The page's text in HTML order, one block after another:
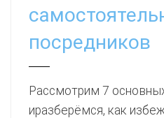
посредников
Рассмотрим 7
иразберёмся, как